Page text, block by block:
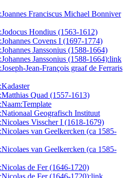
Franciscus Michael Bonniver
Hondius (1563-1612)
Covens I (1697-1774)
Janssonius (1588-1664)
Janssonius (1588-1664):link
Jean-François graaf de Ferraris
Quad (1557-1613)
Geografisch Instituut
Visscher I (1618-1679)
van Geelkercken (ca 1585-
van Geelkercken (ca 1585-
de Fer (1646-1720)